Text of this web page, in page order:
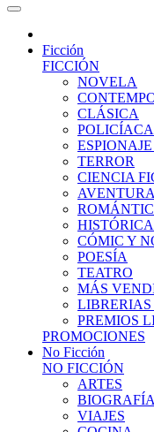
Ficción
FICCIÓN
NOVELA
CLÁSICA
POLICÍACA
TERROR
CIENCIA
AVENTURA
HISTÓRICA
CÓMIC Y
POESÍA
TEATRO
MÁS
PREMIOS
PROMOCIONES
No Ficción
NO FICCIÓN
ARTES
VIAJES